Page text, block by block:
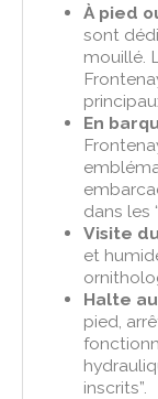
À pied
sont
mouillé.
En
dans les
Visite
et
Halte
pied,
inscrits”.